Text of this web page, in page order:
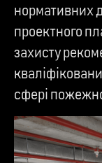
нормативних
проектного
захисту
сфері